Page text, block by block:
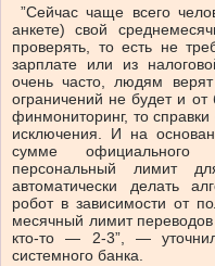
”Сейчас чаще всего
анкете) свой
проверять, то есть не
зарплате или из
очень часто, людям
ограничений не будет и от
финмониторинг, то
исключения. И на
сумме официального
персональный лимит
автоматически делать
робот в зависимости от
месячный лимит
кто-то — 2-3”, — уточнил
системного банка.